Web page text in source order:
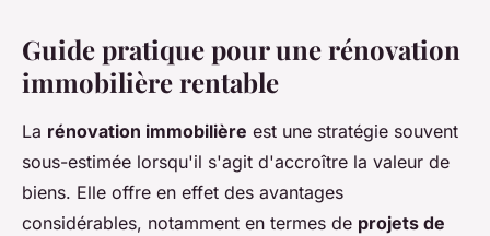
Guide pratique pour une rénovation
immobilière rentable
La rénovation immobilière est une stratégie souvent
sous-estimée lorsqu'il s'agit d'accroître la valeur de
biens. Elle offre en effet des avantages
considérables, notamment en termes de projets de